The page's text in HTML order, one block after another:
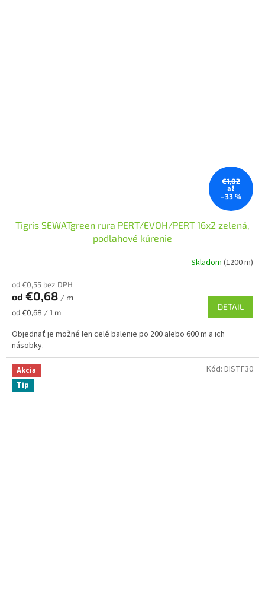
€1,02
až
–33 %
Tigris SEWATgreen rura PERT/EVOH/PERT 16x2 zelená,
podlahové kúrenie
Skladom (1200 m)
od €0,55 bez DPH
od €0,68 / m
Jednotková
od €0,68 / 1 m
DETAIL
Objednať je možné len celé balenie po 200 alebo 600 m a ich
násobky.
Akcia
Tip
Kód: DISTF30